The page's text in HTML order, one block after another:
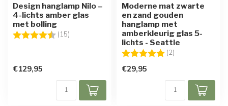
Design hanglamp Nilo –
4-lichts amber glas
met bolling
Beoordeling: (15)
€129,95
Moderne mat zwarte
en zand gouden
hanglamp met
amberkleurig glas 5-
lichts - Seattle
Beoordeling: (2)
€29,95